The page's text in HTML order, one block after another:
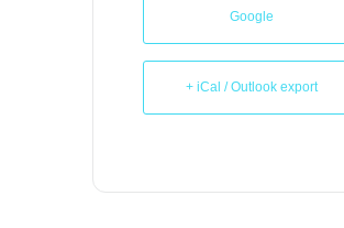
Google
+ iCal / Outlook export